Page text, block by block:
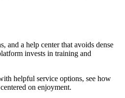
and a help center that avoids dense
invests in training and
helpful service options, see how
on enjoyment.